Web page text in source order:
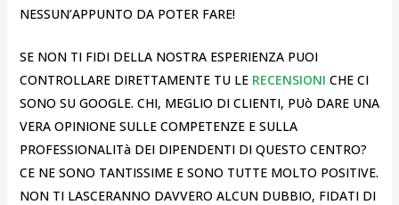
NESSUN’APPUNTO DA POTER FARE!
SE NON TI FIDI DELLA NOSTRA ESPERIENZA PUOI
CONTROLLARE DIRETTAMENTE TU LE RECENSIONI CHE CI
SONO SU GOOGLE. CHI, MEGLIO DI CLIENTI, PUò DARE UNA
VERA OPINIONE SULLE COMPETENZE E SULLA
PROFESSIONALITà DEI DIPENDENTI DI QUESTO CENTRO?
CE NE SONO TANTISSIME E SONO TUTTE MOLTO POSITIVE.
NON TI LASCERANNO DAVVERO ALCUN DUBBIO, FIDATI DI